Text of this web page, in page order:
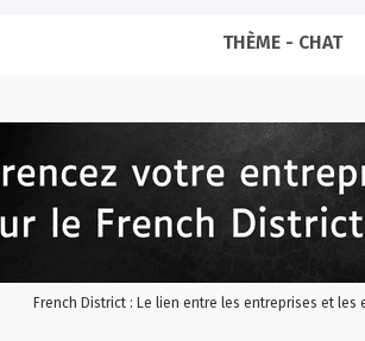
THÈME - CHAT
French District : Le lien entre les entreprises et les